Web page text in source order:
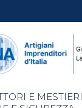
Skip
E MESTIERI